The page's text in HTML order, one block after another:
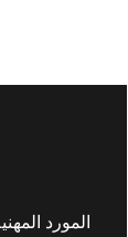
المورد